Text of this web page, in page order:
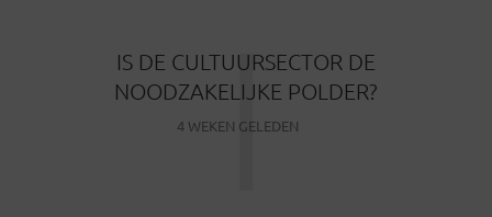
IS DE CULTUURSECTOR DE
NOODZAKELIJKE POLDER?
4 WEKEN GELEDEN
I